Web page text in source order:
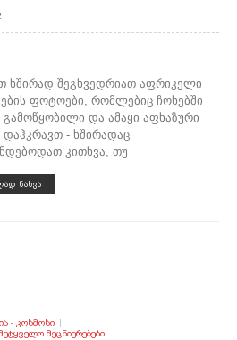
ხშირად შეგხვედრიათ აფრიკელი
ფოტოები, რომლებიც ჩოხებში
გამოწყობილი და ამაყი აფხაზური
დაჰკრავთ - ხშირადაც
კითხვა, თუ
ᲜᲐᲮᲕᲐ
- ᲙᲝᲡᲛᲝᲡᲘ
ᲛᲔᲪᲜᲘᲔᲠᲔᲑᲔᲑᲘ